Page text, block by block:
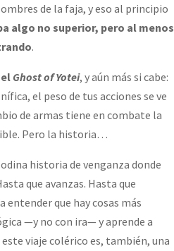
de la faja, y eso al principio
algo no superior, pero al menos
.
Ghost of Yotei, y aún más si cabe:
el peso de tus acciones se ve
de armas tiene en combate la
Pero la historia…
historia de venganza donde
que avanzas. Hasta que
entender que hay cosas más
—y no con ira— y aprende a
viaje colérico es, también, una